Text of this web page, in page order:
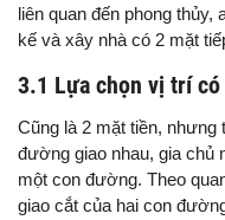
liên quan đến phong
kế và xây nhà có 2 mặt
3.1 Lựa chọn vị trí
Cũng là 2 mặt tiền,
đường giao nhau, gia chủ
một con đường. Theo
giao cắt của hai con